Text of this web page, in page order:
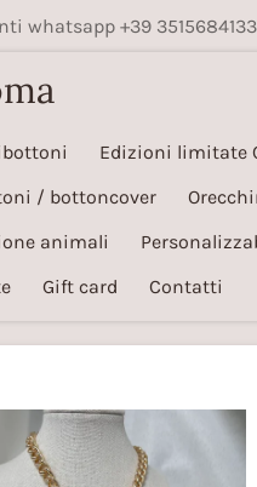
whatsapp +39 3515684133
Edizioni limitate
/ bottoncover
animali
Gift card Contatti